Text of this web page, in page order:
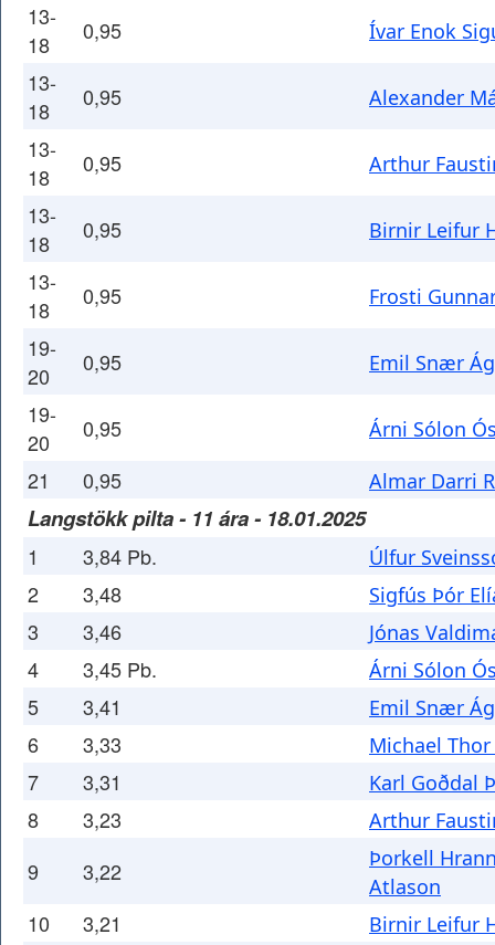
13-
18
0,95 Ívar Enok
13-
18
0,95 Alexander
13-
18
0,95 Arthur
13-
18
0,95 Birnir Leifur
13-
18
0,95 Frosti
19-
20
0,95 Emil Snær
19-
20
0,95 Árni Sólon
21 0,95 Almar Darri
Langstökk pilta - 11 ára - 18.01.2025
1 3,84 Pb. Úlfur
2 3,48 Sigfús Þór
3 3,46 Jónas
4 3,45 Pb. Árni Sólon
5 3,41 Emil Snær
6 3,33 Michael
7 3,31 Karl Goðdal
8 3,23 Arthur
9 3,22
Þorkell
Atlason
10 3,21 Birnir Leifur